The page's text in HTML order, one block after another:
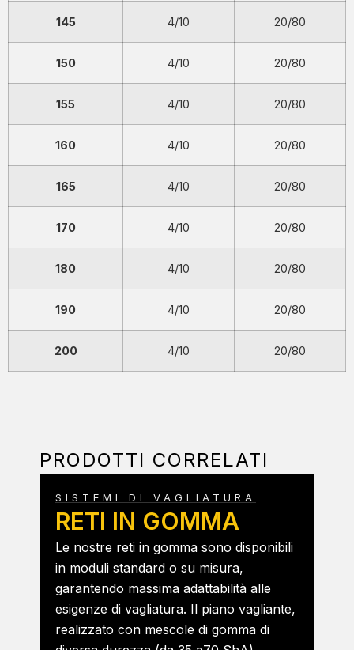
145 4/10 20/80
150 4/10 20/80
155 4/10 20/80
160 4/10 20/80
165 4/10 20/80
170 4/10 20/80
180 4/10 20/80
190 4/10 20/80
200 4/10 20/80
PRODOTTI CORRELATI
SISTEMI DI VAGLIATURA
RETI IN GOMMA
Le nostre reti in gomma sono disponibili
in moduli standard o su misura,
garantendo massima adattabilità alle
esigenze di vagliatura. Il piano vagliante,
realizzato con mescole di gomma di